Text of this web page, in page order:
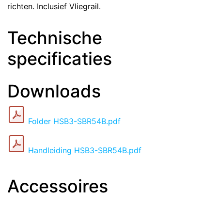
richten. Inclusief Vliegrail.
Technische
specificaties
Downloads
Folder HSB3-SBR54B.pdf
Handleiding HSB3-SBR54B.pdf
Accessoires